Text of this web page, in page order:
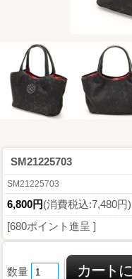
SM21225703
SM21225703
6,800円(消費税込:7,480円)
[680ポイント進呈 ]
数量